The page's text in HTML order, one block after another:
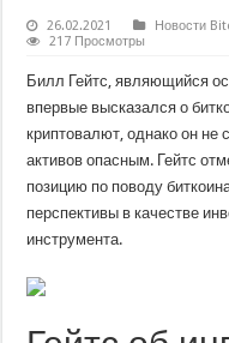
26.02.2021 Новости
217 Просмотры
Билл Гейтс, являющийся
впервые высказался о
криптовалют, однако он не
активов опасным. Гейтс
позицию по поводу
перспективы в качестве
инструмента.